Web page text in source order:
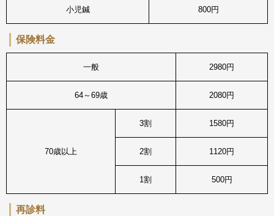
小児鍼 800円
保険料金
一般 2980円
64～69歳 2080円
70歳以上
3割 1580円
2割 1120円
1割 500円
再診料